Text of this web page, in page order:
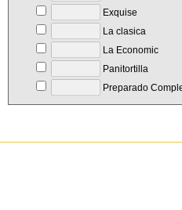
Exquise
La clasica
La Economic
Panitortilla
Preparado